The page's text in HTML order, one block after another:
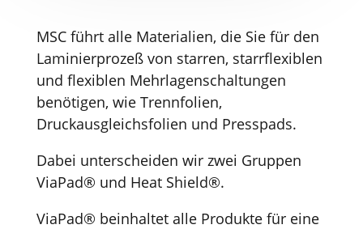
MSC führt alle Materialien, die Sie für den
Laminierprozeß von starren, starrflexiblen
und flexiblen Mehrlagenschaltungen
benötigen, wie Trennfolien,
Druckausgleichsfolien und Presspads.
Dabei unterscheiden wir zwei Gruppen
ViaPad® und Heat Shield®.
ViaPad® beinhaltet alle Produkte für eine